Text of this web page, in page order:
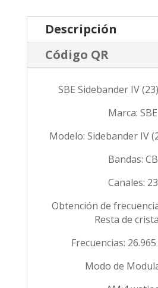
Descripción
Código QR
SBE Sidebander IV
Marca: SBE
Modelo: Sidebander IV
Bandas: CB
Canales: 23
Obtención de
Resta de
Frecuencias:
Modo de